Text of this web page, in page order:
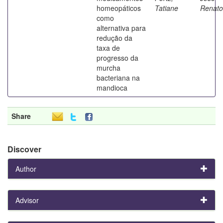
homeopáticos
como
alternativa para
redução da
taxa de
progresso da
murcha
bacteriana na
mandioca
Tatiane
Renato
Share
Discover
Author
Advisor